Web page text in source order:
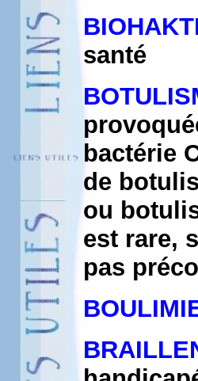
santé
bactérie
de
ou
est rare,
pas